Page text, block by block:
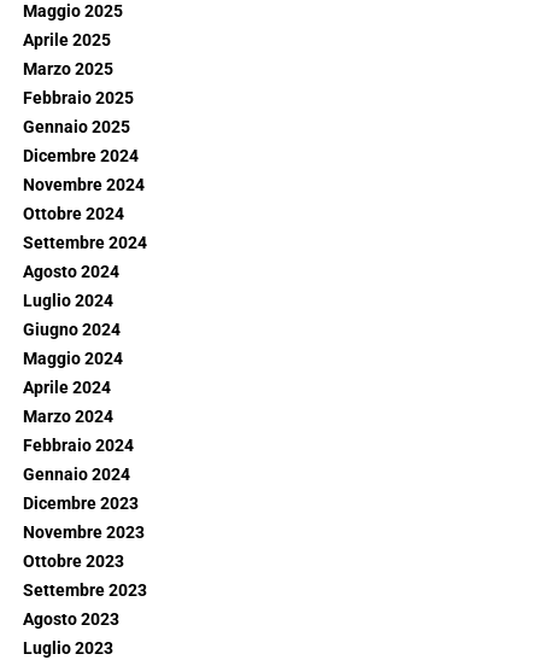
Maggio 2025
Aprile 2025
Marzo 2025
Febbraio 2025
Gennaio 2025
Dicembre 2024
Novembre 2024
Ottobre 2024
Settembre 2024
Agosto 2024
Luglio 2024
Giugno 2024
Maggio 2024
Aprile 2024
Marzo 2024
Febbraio 2024
Gennaio 2024
Dicembre 2023
Novembre 2023
Ottobre 2023
Settembre 2023
Agosto 2023
Luglio 2023